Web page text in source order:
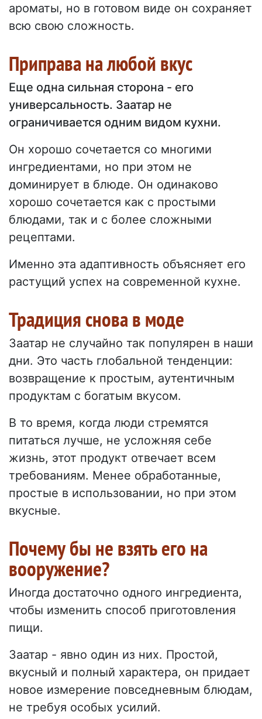
ароматы, но в готовом виде он сохраняет
всю свою сложность.
Приправа на любой вкус
Еще одна сильная сторона - его
универсальность. Заатар не
ограничивается одним видом кухни.
Он хорошо сочетается со многими
ингредиентами, но при этом не
доминирует в блюде. Он одинаково
хорошо сочетается как с простыми
блюдами, так и с более сложными
рецептами.
Именно эта адаптивность объясняет его
растущий успех на современной кухне.
Традиция снова в моде
Заатар не случайно так популярен в наши
дни. Это часть глобальной тенденции:
возвращение к простым, аутентичным
продуктам с богатым вкусом.
В то время, когда люди стремятся
питаться лучше, не усложняя себе
жизнь, этот продукт отвечает всем
требованиям. Менее обработанные,
простые в использовании, но при этом
вкусные.
Почему бы не взять его на
вооружение?
Иногда достаточно одного ингредиента,
чтобы изменить способ приготовления
пищи.
Заатар - явно один из них. Простой,
вкусный и полный характера, он придает
новое измерение повседневным блюдам,
не требуя особых усилий.